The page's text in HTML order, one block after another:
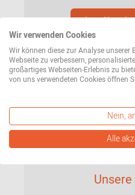
Jetzt
Wir verwenden Cookies
Wir können diese zur Analyse unserer
Webseite zu verbessern,
großartiges Webseiten-Erlebnis zu
von uns verwendeten Cookies öffnen
Nein,
Alle